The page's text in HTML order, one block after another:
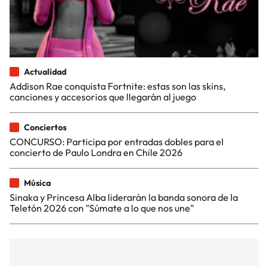
Actualidad
Addison Rae conquista Fortnite: estas son las skins,
canciones y accesorios que llegarán al juego
Conciertos
CONCURSO: Participa por entradas dobles para el
concierto de Paulo Londra en Chile 2026
Música
Sinaka y Princesa Alba liderarán la banda sonora de la
Teletón 2026 con "Súmate a lo que nos une"